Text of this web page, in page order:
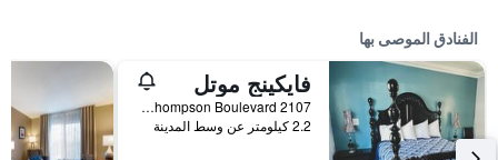
الفنادق الموصى بها
فايكينج موتل
2107 East Thompson Boulevard, فينتورا, CA, الولايات المتحدة الأميريكية
2.2 كيلومتر عن وسط المدينة